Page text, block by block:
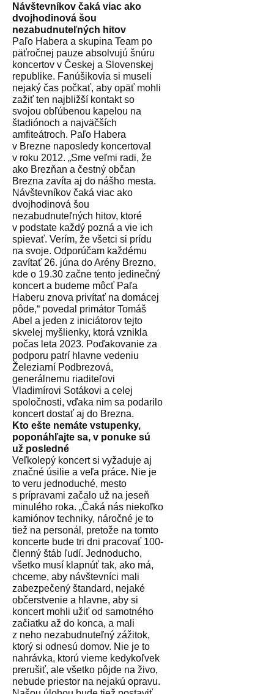
Návštevníkov čaká viac ako
dvojhodinová šou
nezabudnuteľných hitov
Paľo Habera a skupina Team po
päťročnej pauze absolvujú šnúru
koncertov v Českej a Slovenskej
republike. Fanúšikovia si museli
nejaký čas počkať, aby opäť mohli
zažiť ten najbližší kontakt so
svojou obľúbenou kapelou na
štadiónoch a najväčších
amfiteátroch. Paľo Habera
v Brezne naposledy koncertoval
v roku 2012. „Sme veľmi radi, že
ako Brezňan a čestný občan
Brezna zavíta aj do nášho mesta.
Návštevníkov čaká viac ako
dvojhodinová šou
nezabudnuteľných hitov, ktoré
v podstate každý pozná a vie ich
spievať. Verím, že všetci si prídu
na svoje. Odporúčam každému
zavítať 26. júna do Arény Brezno,
kde o 19.30 začne tento jedinečný
koncert a budeme môcť Paľa
Haberu znova privítať na domácej
pôde,“ povedal primátor Tomáš
Abel a jeden z iniciátorov tejto
skvelej myšlienky, ktorá vznikla
počas leta 2023. Poďakovanie za
podporu patrí hlavne vedeniu
Železiarní Podbrezová,
generálnemu riaditeľovi
Vladimírovi Sotákovi a celej
spoločnosti, vďaka nim sa podarilo
koncert dostať aj do Brezna.
Kto ešte nemáte vstupenky,
poponáhľajte sa, v ponuke sú
už posledné
Veľkolepý koncert si vyžaduje aj
značné úsilie a veľa práce. Nie je
to veru jednoduché, mesto
s prípravami začalo už na jeseň
minulého roka. „Čaká nás niekoľko
kamiónov techniky, náročné je to
tiež na personál, pretože na tomto
koncerte bude tri dni pracovať 100-
členný štáb ľudí. Jednoducho,
všetko musí klapnúť tak, ako má,
chceme, aby návštevníci mali
zabezpečený štandard, nejaké
občerstvenie a hlavne, aby si
koncert mohli užiť od samotného
začiatku až do konca, a mali
z neho nezabudnuteľný zážitok,
ktorý si odnesú domov. Nie je to
nahrávka, ktorú vieme kedykoľvek
prerušiť, ale všetko pôjde na živo,
nebude priestor na nejakú opravu.